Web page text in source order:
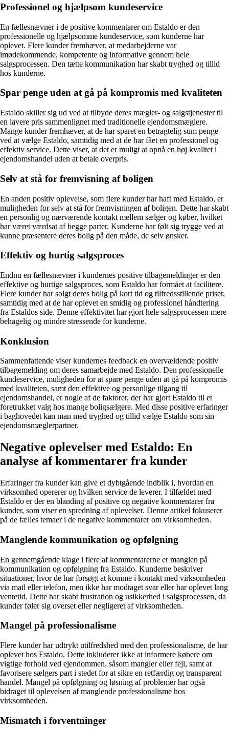
Professionel og hjælpsom kundeservice
En fællesnævner i de positive kommentarer om Estaldo er den
professionelle og hjælpsomme kundeservice, som kunderne har
oplevet. Flere kunder fremhæver, at medarbejderne var
imødekommende, kompetente og informative gennem hele
salgsprocessen. Den tætte kommunikation har skabt tryghed og tillid
hos kunderne.
Spar penge uden at gå på kompromis med kvaliteten
Estaldo skiller sig ud ved at tilbyde deres mægler- og salgstjenester til
en lavere pris sammenlignet med traditionelle ejendomsmæglere.
Mange kunder fremhæver, at de har sparet en betragtelig sum penge
ved at vælge Estaldo, samtidig med at de har fået en professionel og
effektiv service. Dette viser, at det er muligt at opnå en høj kvalitet i
ejendomshandel uden at betale overpris.
Selv at stå for fremvisning af boligen
En anden positiv oplevelse, som flere kunder har haft med Estaldo, er
muligheden for selv at stå for fremvisningen af boligen. Dette har skabt
en personlig og nærværende kontakt mellem sælger og køber, hvilket
har været værdsat af begge parter. Kunderne har følt sig trygge ved at
kunne præsentere deres bolig på den måde, de selv ønsker.
Effektiv og hurtig salgsproces
Endnu en fællesnævner i kundernes positive tilbagemeldinger er den
effektive og hurtige salgsproces, som Estaldo har formået at facilitere.
Flere kunder har solgt deres bolig på kort tid og tilfredsstillende priser,
samtidig med at de har oplevet en smidig og professionel håndtering
fra Estaldos side. Denne effektivitet har gjort hele salgsprocessen mere
behagelig og mindre stressende for kunderne.
Konklusion
Sammenfattende viser kundernes feedback en overvældende positiv
tilbagemelding om deres samarbejde med Estaldo. Den professionelle
kundeservice, muligheden for at spare penge uden at gå på kompromis
med kvaliteten, samt den effektive og personlige tilgang til
ejendomshandel, er nogle af de faktorer, der har gjort Estaldo til et
foretrukket valg hos mange boligsælgere. Med disse positive erfaringer
i baghovedet kan man med tryghed og tillid vælge Estaldo som sin
ejendomsmæglerpartner.
Negative oplevelser med Estaldo: En
analyse af kommentarer fra kunder
Erfaringer fra kunder kan give et dybtgående indblik i, hvordan en
virksomhed opererer og hvilken service de leverer. I tilfældet med
Estaldo er der en blanding af positive og negative kommentarer fra
kunder, som viser en spredning af oplevelser. Denne artikel fokuserer
på de fælles temaer i de negative kommentarer om virksomheden.
Manglende kommunikation og opfølgning
En gennemgående klage i flere af kommentarerne er manglen på
kommunikation og opfølgning fra Estaldo. Kunderne beskriver
situationer, hvor de har forsøgt at komme i kontakt med virksomheden
via mail eller telefon, men ikke har modtaget svar eller har oplevet lang
ventetid. Dette har skabt frustration og usikkerhed i salgsprocessen, da
kunder føler sig overset eller negligeret af virksomheden.
Mangel på professionalisme
Flere kunder har udtrykt utilfredshed med den professionalisme, de har
oplevet hos Estaldo. Dette inkluderer ikke at informere købere om
vigtige forhold ved ejendommen, såsom mangler eller fejl, samt at
favorisere sælgers part i stedet for at sikre en retfærdig og transparent
handel. Mangel på opfølgning og løsning af problemer har også
bidraget til oplevelsen af manglende professionalisme hos
virksomheden.
Mismatch i forventninger